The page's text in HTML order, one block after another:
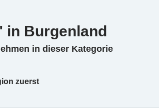
in Burgenland
in dieser Kategorie
zuerst